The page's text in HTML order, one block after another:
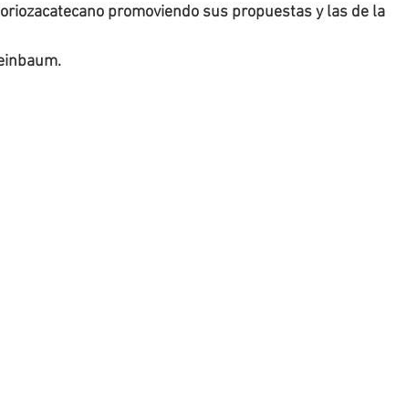
promoviendo sus propuestas y las de la